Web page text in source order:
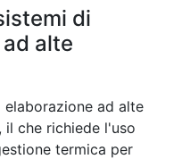
di
alte
ad alte
il che richiede l'uso
termica per